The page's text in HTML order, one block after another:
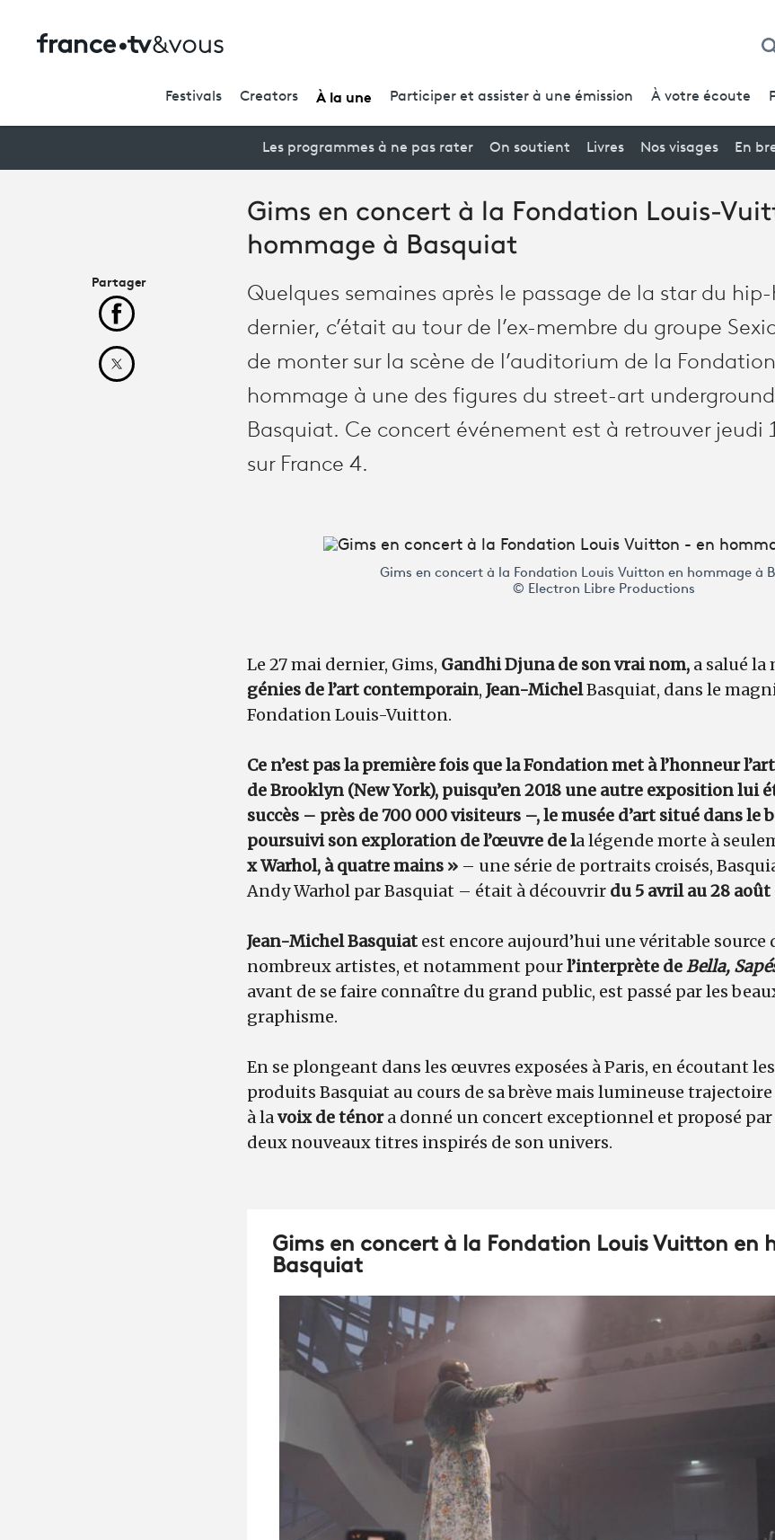
Festivals Creators À la une Participer et assister à une émission À votre écoute
Les programmes à ne pas rater On soutient Livres Nos visages En
Gims en concert à la Fondation Louis-
hommage à Basquiat
Quelques semaines après le passage de la star du
dernier, c’était au tour de l’ex-membre du groupe
de monter sur la scène de l’auditorium de la
hommage à une des figures du street-art
Basquiat. Ce concert événement est à retrouver jeudi
sur France 4.
Gims en concert à la Fondation Louis Vuitton en hommage à
© Electron Libre Productions
Le 27 mai dernier, Gims, Gandhi Djuna de son vrai nom, a salué la
génies de l’art contemporain, Jean-MichelBasquiat, dans le
Fondation Louis-Vuitton.
Ce n’est pas la première fois que la Fondation met à l’honneur
de Brooklyn (New York), puisqu’en 2018 une autre exposition lui
succès – près de 700 000 visiteurs –, le musée d’art situé dans le
poursuivi son exploration de l’œuvre de la légende morte à
x Warhol, à quatre mains » – une série de portraits croisés,
Andy Warhol par Basquiat – était à découvrir du 5 avril au 28 août
Jean-Michel Basquiat est encore aujourd’hui une véritable
nombreux artistes, et notamment pourl’interprète deBella,
avant de se faire connaître du grand public, est passé par les
graphisme.
En se plongeant dans les œuvres exposées à Paris, en écoutant les
produits Basquiat au cours de sa brève mais lumineuse
à lavoix de ténora donné un concert exceptionnel et proposé
deux nouveaux titres inspirés de son univers.
Gims en concert à la Fondation Louis Vuitton en
Basquiat
Partager
Partager cet article sur Facebook
Partager cet article sur X